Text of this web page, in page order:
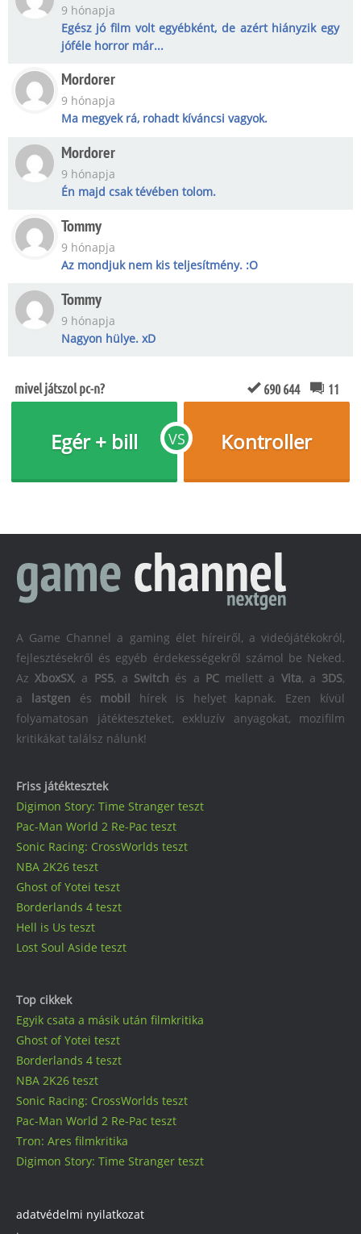
9 hónapja
Egész jó film volt egyébként, de azért hiányzik egy
jóféle horror már...
Mordorer
9 hónapja
Ma megyek rá, rohadt kíváncsi vagyok.
Mordorer
9 hónapja
Én majd csak tévében tolom.
Tommy
9 hónapja
Az mondjuk nem kis teljesítmény. :O
Tommy
9 hónapja
Nagyon hülye. xD
mivel játszol pc-n? 690 644 11
VS
Egér + bill Kontroller
Friss játéktesztek
Digimon Story: Time Stranger teszt
Pac-Man World 2 Re-Pac teszt
Sonic Racing: CrossWorlds teszt
NBA 2K26 teszt
Ghost of Yotei teszt
Borderlands 4 teszt
Hell is Us teszt
Lost Soul Aside teszt
Top cikkek
Egyik csata a másik után filmkritika
Ghost of Yotei teszt
Borderlands 4 teszt
NBA 2K26 teszt
Sonic Racing: CrossWorlds teszt
Pac-Man World 2 Re-Pac teszt
Tron: Ares filmkritika
Digimon Story: Time Stranger teszt
A Game Channel a gaming élet híreiről, a videójátékokról,
fejlesztésekről és egyéb érdekességekről számol be Neked.
AzXboxSX, a PS5, a Switch és a PCmellett a Vita, a 3DS,
a
lastgen és mobil
hírek is helyet kapnak. Ezen kívül
folyamatosan játékteszteket, exkluzív anyagokat, mozifilm
kritikákat találsz nálunk!
adatvédelmi nyilatkozat